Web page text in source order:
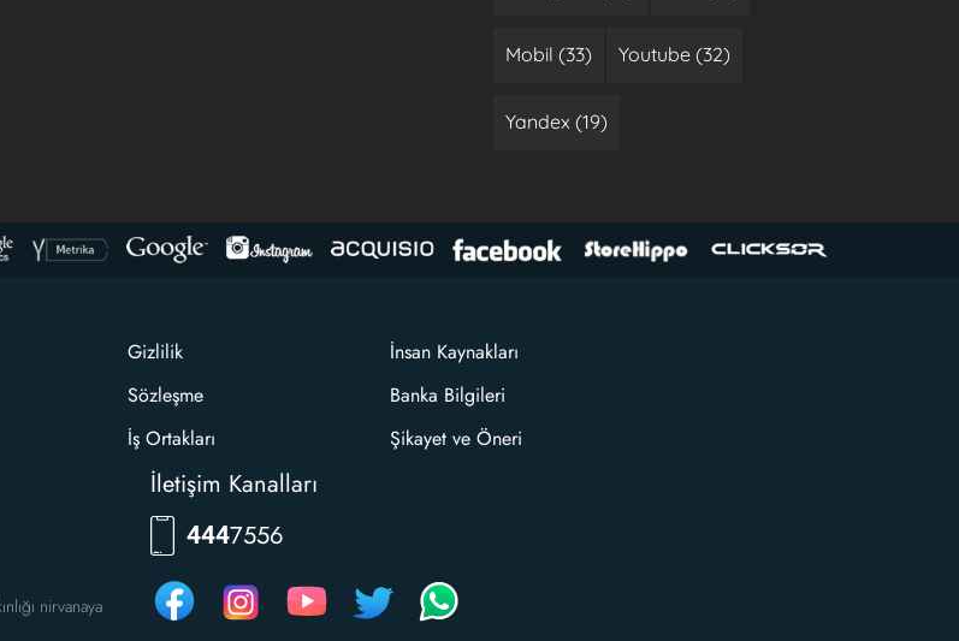
Mobil (33) Youtube (32)
Yandex (19)
nirvanaya
Gizlilik
Sözleşme
İş Ortakları
İnsan Kaynakları
Banka Bilgileri
Şikayet ve Öneri
İletişim Kanalları
4447556